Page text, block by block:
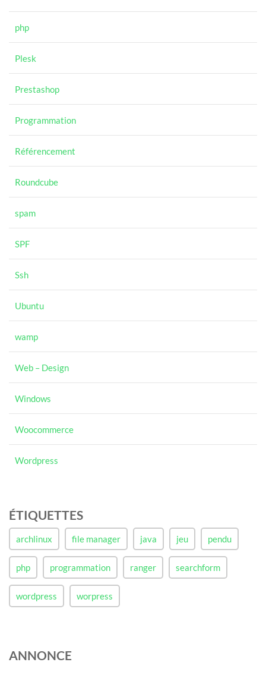
php
Plesk
Prestashop
Programmation
Référencement
Roundcube
spam
SPF
Ssh
Ubuntu
wamp
Web – Design
Windows
Woocommerce
Wordpress
ÉTIQUETTES
archlinux file manager java jeu pendu
php programmation ranger searchform
wordpress worpress
ANNONCE